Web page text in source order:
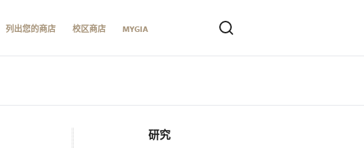
列出您的商店 校区商店 MYGIA
研究